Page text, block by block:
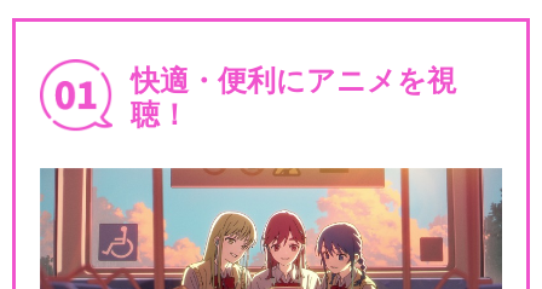
快適・便利にアニメを視
聴！